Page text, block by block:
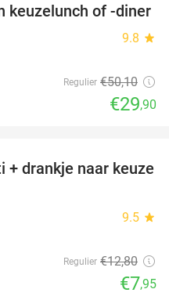
40%
keuzelunch of -diner
9.8 star
Regulier €50,10
€29,90
38%
drankje naar keuze
9.5 star
Regulier €12,80
€7,95